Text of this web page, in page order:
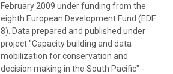
February 2009 under funding from the
eighth European Development Fund (EDF
8). Data prepared and published under
project "Capacity building and data
mobilization for conservation and
decision making in the South Pacific" -